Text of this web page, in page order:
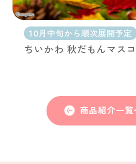
10月中旬から順次展開予定
ちいかわ 秋だもんマス
商品紹介一覧